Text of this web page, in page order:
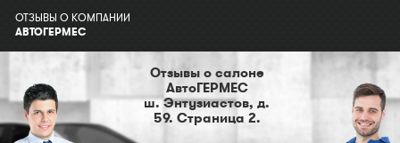
ОТЗЫВЫ О КОМПАНИИ
АВТОГЕРМЕС
Отзывы о салоне
АвтоГЕРМЕС
ш. Энтузиастов, д.
59. Страница 2.